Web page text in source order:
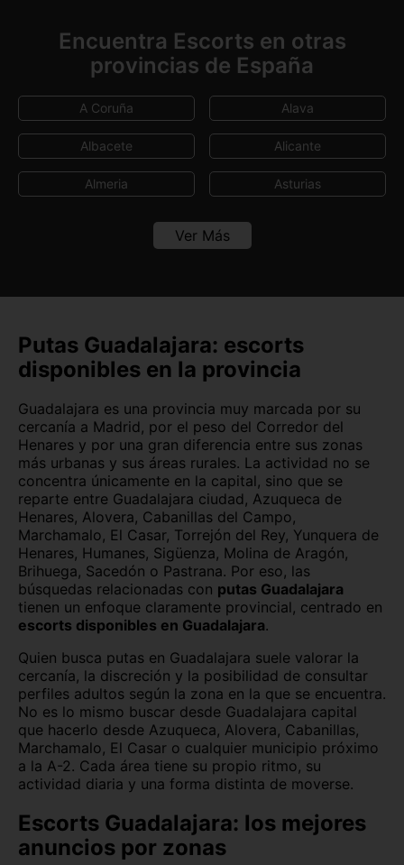
Encuentra Escorts en otras
provincias de España
A Coruña Alava
Albacete Alicante
Almeria Asturias
Burgos Cáceres
Cádiz Canarias
Cantabria Castellón
Ceuta Ciudad Real
Córdoba Cuenca
Girona Granada
Guipúzcoa Huelva
Huesca Jaén
La Rioja León
Lleida
Madrid Málaga
Melilla Murcia
Navarra Ourense
Palencia Pontevedra
Salamanca Segovia
Ver Más
Putas Guadalajara: escorts
disponibles en la provincia
Guadalajara es una provincia muy marcada por su
cercanía a Madrid, por el peso del Corredor del
Henares y por una gran diferencia entre sus zonas
más urbanas y sus áreas rurales. La actividad no se
concentra únicamente en la capital, sino que se
reparte entre Guadalajara ciudad, Azuqueca de
Henares, Alovera, Cabanillas del Campo,
Marchamalo, El Casar, Torrejón del Rey, Yunquera de
Henares, Humanes, Sigüenza, Molina de Aragón,
Brihuega, Sacedón o Pastrana. Por eso, las
búsquedas relacionadas con putas Guadalajara
tienen un enfoque claramente provincial, centrado en
escorts disponibles en Guadalajara.
Quien busca putas en Guadalajara suele valorar la
cercanía, la discreción y la posibilidad de consultar
perfiles adultos según la zona en la que se encuentra.
No es lo mismo buscar desde Guadalajara capital
que hacerlo desde Azuqueca, Alovera, Cabanillas,
Marchamalo, El Casar o cualquier municipio próximo
a la A-2. Cada área tiene su propio ritmo, su
actividad diaria y una forma distinta de moverse.
Escorts Guadalajara: los mejores
anuncios por zonas